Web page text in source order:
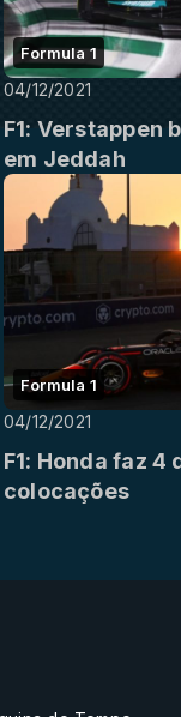
Formula 1
04/12/2021
F1: Verstappen
em Jeddah
Formula 1
04/12/2021
F1: Honda faz
colocações